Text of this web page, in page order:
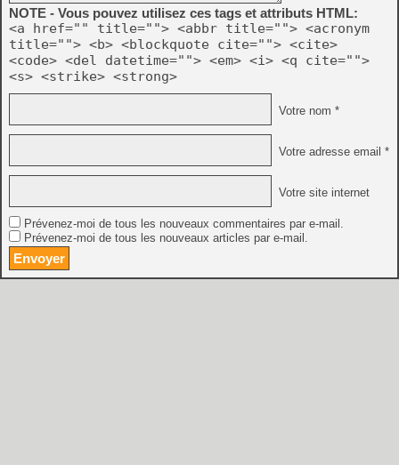
NOTE - Vous pouvez utilisez ces tags et attributs HTML:
<a href="" title=""> <abbr title=""> <acronym
title=""> <b> <blockquote cite=""> <cite>
<code> <del datetime=""> <em> <i> <q cite="">
<s> <strike> <strong>
Votre nom *
Votre adresse email *
Votre site internet
Prévenez-moi de tous les nouveaux commentaires par e-mail.
Prévenez-moi de tous les nouveaux articles par e-mail.